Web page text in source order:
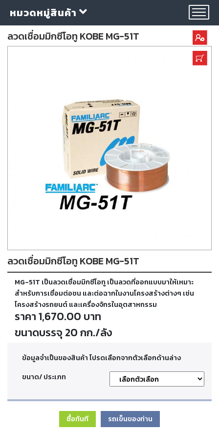
ท่อ
บรรจุ
วาล์ว
เครื่อง
หมวดหมู่สินค้า
ลวดเชื่อมมิกซีโอทู KOBE MG-51T
ลวดเชื่อมมิกซีโอทู KOBE MG-51T
MG-51T เป็นลวดเชื่อมมิกซีโอทู เป็นลวดที่ออกแบบมาให้เหมาะ
สำหรับการเชื่อมต่อชน และต่อฉากในงานโครงสร้างต่างๆ เช่น
โครงสร้างรถยนต์ และเครื่องจักรในอุตสาหกรรม
ราคา 1,670.00 บาท
ขนาดบรรจุ 20 กก./ลัง
ข้อมูลจำเป็นของสินค้า โปรดเลือกจากตัวเลือกด้านล่าง
ขนาด/ ประเภท
ซื้อทันที รถเข็นของท่าน